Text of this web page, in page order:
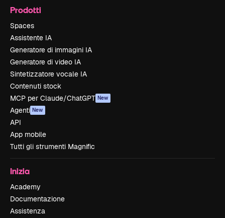
Prodotti
Spaces
Assistente IA
Generatore di immagini IA
Generatore di video IA
Sintetizzatore vocale IA
Contenuti stock
MCP per Claude/ChatGPT New
Agenti New
API
App mobile
Tutti gli strumenti Magnific
Inizia
Academy
Documentazione
Assistenza